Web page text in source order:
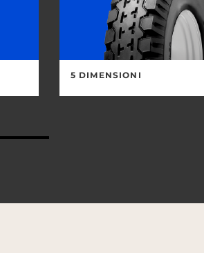
5 DIMENSIONI